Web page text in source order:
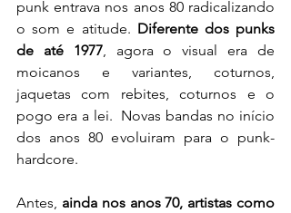
punk entrava nos anos 80 radicalizando
o som e atitude. Diferente dos punks
de até 1977, agora o visual era de
moicanos e variantes, coturnos,
jaquetas com rebites, coturnos e o
pogo era a lei.  Novas bandas no início
dos anos 80 evoluiram para o punk-
hardcore.
Antes, ainda nos anos 70, artistas como